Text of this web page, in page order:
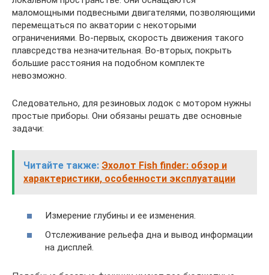
маломощными подвесными двигателями, позволяющими
перемещаться по акватории с некоторыми
ограничениями. Во-первых, скорость движения такого
плавсредства незначительная. Во-вторых, покрыть
большие расстояния на подобном комплекте
невозможно.
Следовательно, для резиновых лодок с мотором нужны
простые приборы. Они обязаны решать две основные
задачи:
Читайте также: Эхолот Fish finder: обзор и
характеристики, особенности эксплуатации
Измерение глубины и ее изменения.
Отслеживание рельефа дна и вывод информации
на дисплей.